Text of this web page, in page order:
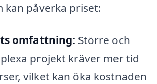
kan påverka priset:
omfattning: Större och
projekt kräver mer tid
vilket kan öka kostnaden